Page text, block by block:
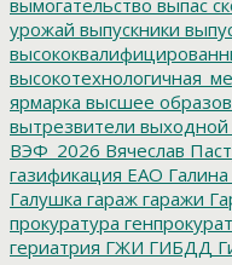
урожай выпускники
ярмарка высшее
вытрезвители выходной
ВЭФ_2026 Вячеслав
газификация ЕАО
Галушка гараж гаражи
прокуратура
гериатрия ГЖИ ГИБДД